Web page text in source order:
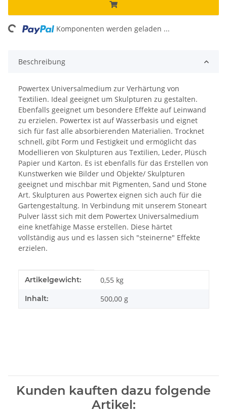
Komponenten werden geladen ...
Beschreibung
Powertex Universalmedium zur Verhärtung von
Textilien. Ideal geeignet um Skulpturen zu gestalten.
Ebenfalls geeignet um besondere Effekte auf Leinwand
zu erzielen. Powertex ist auf Wasserbasis und eignet
sich für fast alle absorbierenden Materialien. Trocknet
schnell, gibt Form und Festigkeit und ermöglicht das
Modellieren von Skulpturen aus Textilien, Leder, Plüsch
Papier und Karton. Es ist ebenfalls für das Erstellen von
Kunstwerken wie Bilder und Objekte/ Skulpturen
geeignet und mischbar mit Pigmenten, Sand und Stone
Art. Skulpturen aus Powertex eignen sich auch für die
Gartengestaltung. In Verbindung mit unserem Stoneart
Pulver lässt sich mit dem Powertex Universalmedium
eine knetfähige Masse erstellen. Diese härtet
vollständig aus und es lassen sich "steinerne" Effekte
erzielen.
Produkteigenschaft
Wert
Artikelgewicht: 0,55 kg
Inhalt: 500,00 g
Kunden kauften dazu folgende
Artikel: